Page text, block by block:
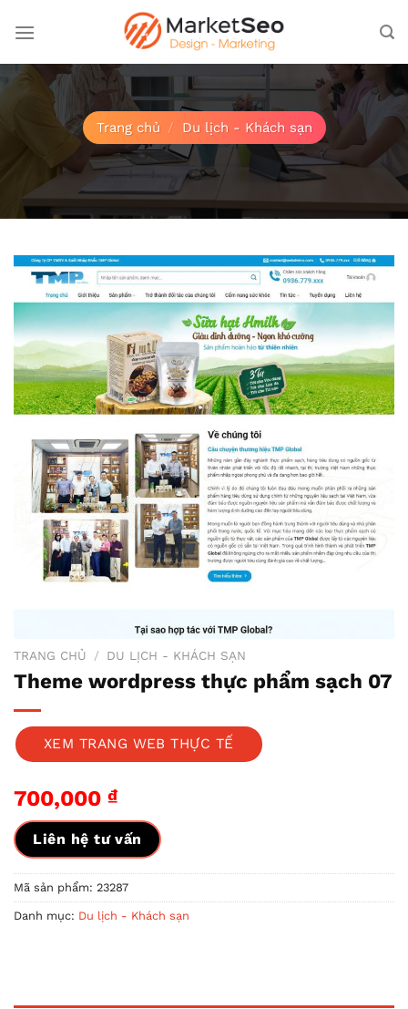
qua
dung
Trang chủ / Du lịch - Khách sạn
TRANG CHỦ / DU LỊCH - KHÁCH SẠN
Theme wordpress thực phẩm sạch 07
XEM TRANG WEB THỰC TẾ
700,000 ₫
Liên hệ tư vấn
Mã sản phẩm: 23287
Danh mục: Du lịch - Khách sạn